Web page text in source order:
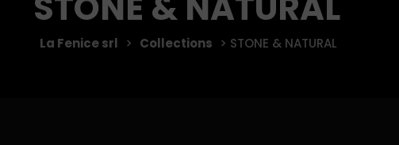
La Fenice srl > Collections > STONE & NATURAL